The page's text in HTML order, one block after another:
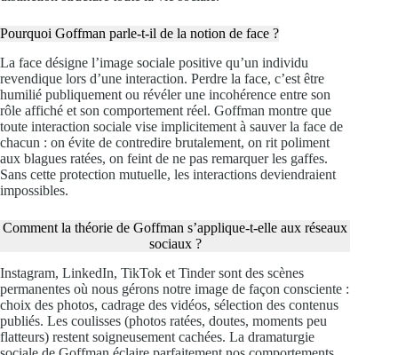
Pourquoi Goffman parle-t-il de la notion de face ?
La face désigne l’image sociale positive qu’un individu
revendique lors d’une interaction. Perdre la face, c’est être
humilié publiquement ou révéler une incohérence entre son
rôle affiché et son comportement réel. Goffman montre que
toute interaction sociale vise implicitement à sauver la face de
chacun : on évite de contredire brutalement, on rit poliment
aux blagues ratées, on feint de ne pas remarquer les gaffes.
Sans cette protection mutuelle, les interactions deviendraient
impossibles.
Comment la théorie de Goffman s’applique-t-elle aux réseaux
sociaux ?
Instagram, LinkedIn, TikTok et Tinder sont des scènes
permanentes où nous gérons notre image de façon consciente :
choix des photos, cadrage des vidéos, sélection des contenus
publiés. Les coulisses (photos ratées, doutes, moments peu
flatteurs) restent soigneusement cachées. La dramaturgie